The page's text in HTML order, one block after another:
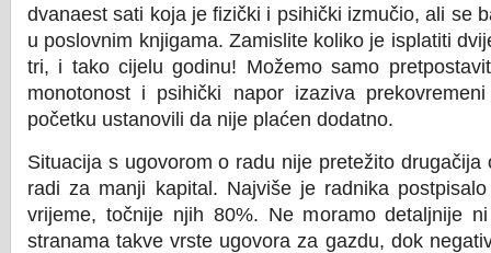
dvanaest sati koja je fizički i psihički izmučio, ali se
u poslovnim knjigama. Zamislite koliko je isplatiti
tri, i tako cijelu godinu! Možemo samo
monotonost i psihički napor izaziva
početku ustanovili da nije plaćen dodatno.
Situacija s ugovorom o radu nije pretežito drugačija
radi za manji kapital. Najviše je radnika
vrijeme, točnije njih 80%. Ne moramo detaljnije
stranama takve vrste ugovora za gazdu, dok